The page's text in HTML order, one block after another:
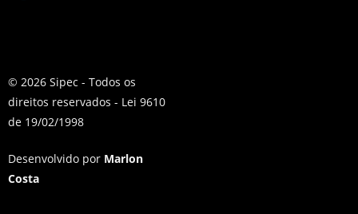
© 2026 Sipec - Todos os
direitos reservados - Lei 9610
de 19/02/1998
Desenvolvido por Marlon
Costa